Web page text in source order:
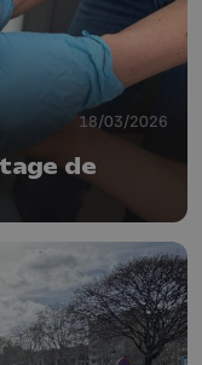
18/03/2026
de